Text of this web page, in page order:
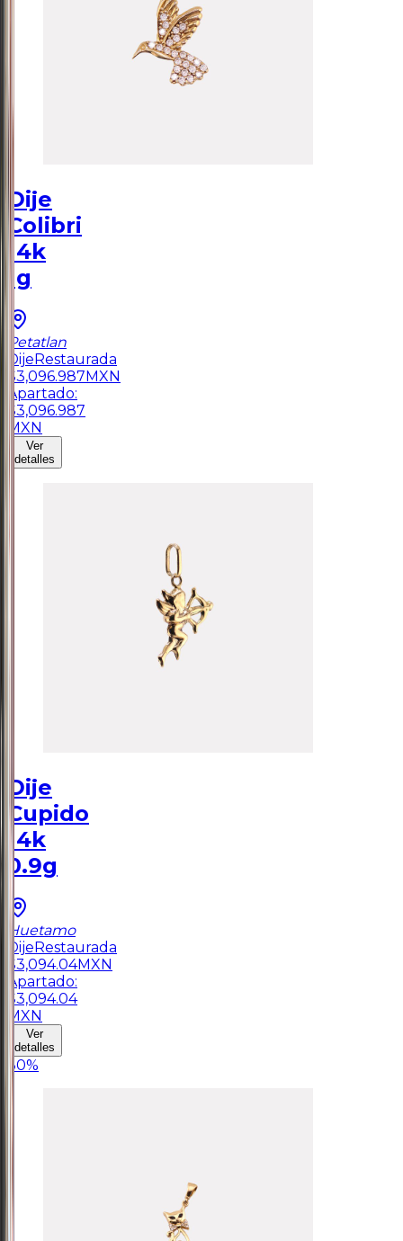
Dije
Colibri
14k
1g
Petatlan
DijeRestaurada
$3,096.987MXN
Apartado:
$3,096.987
MXN
Ver
detalles
Dije
Cupido
14k
0.9g
Huetamo
DijeRestaurada
$3,094.04MXN
Apartado:
$3,094.04
MXN
Ver
detalles
30%